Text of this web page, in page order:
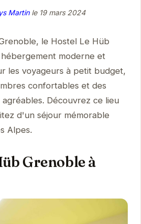
Martinle 19 mars 2024
le Hostel Le Hüb
moderne et
les voyageurs à petit budget,
confortables et des
Découvrez ce lieu
d'un séjour mémorable
Alpes.
Grenoble à